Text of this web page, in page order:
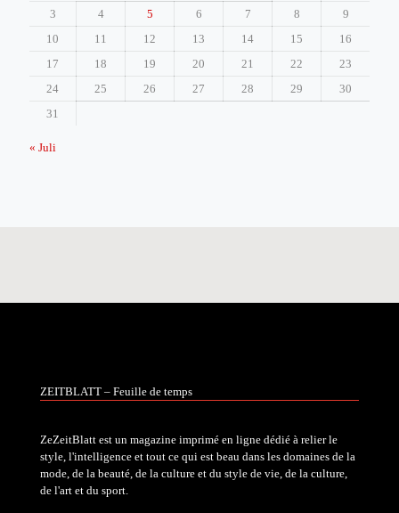
3
4 5 6 7 8
9
10
11 12 13 14 15
16
17
18 19 20 21 22
23
24
25 26 27 28 29
30
31
« Juli
ZEITBLATT – Feuille de temps
ZeZeitBlatt est un magazine imprimé en ligne dédié à relier le
style, l'intelligence et tout ce qui est beau dans les domaines de la
mode, de la beauté, de la culture et du style de vie, de la culture,
de l'art et du sport.